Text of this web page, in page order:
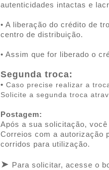
autenticidades intactas e
• A liberação do crédito de
centro de distribuição.
• Assim que for liberado o
Segunda troca:
• Caso precise realizar a
Solicite a segunda troca
Postagem:
Após a sua solicitação,
Correios com a autorização
corridos para utilização.
➤ Para solicitar, acesse o